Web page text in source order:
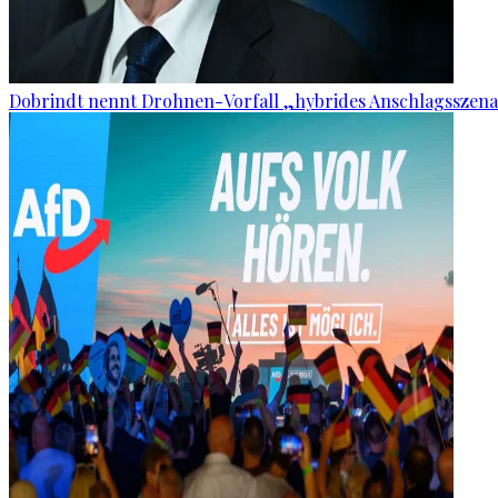
Dobrindt nennt Drohnen-Vorfall „hybrides